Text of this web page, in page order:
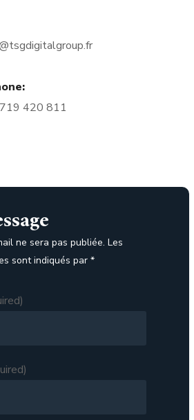
420 811
ne sera pas publiée. Les
sont indiqués par *